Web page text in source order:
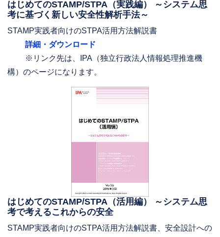
はじめてのSTAMP/STPA（実践編） ～システム思
考に基づく新しい安全性解析手法～
STAMP実践者向けのSTPA活用方法解説書
詳細・ダウンロード
※リンク先は、IPA（独立行政法人情報処理推進機
構）のページになります。
はじめてのSTAMP/STPA（活用編） ～システム思
考で考えるこれからの安全
STAMP実践者向けのSTPA活用方法解説書、安全設計への